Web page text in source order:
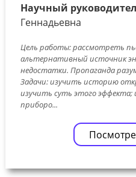
Научный
Геннадьевна
Цель работы: рассмотреть
альтернативный источник
недостатки. Пропаганда
Задачи: изучить историю
изучить суть этого
приборо...